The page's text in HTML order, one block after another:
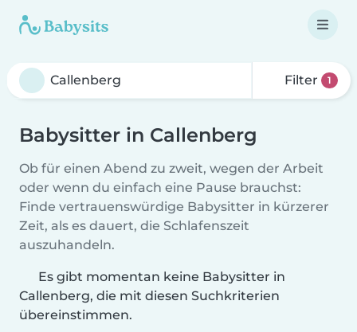
Filter 1
Babysitter in Callenberg
Ob für einen Abend zu zweit, wegen der Arbeit
oder wenn du einfach eine Pause brauchst:
Finde vertrauenswürdige Babysitter in kürzerer
Zeit, als es dauert, die Schlafenszeit
auszuhandeln.
Es gibt momentan keine Babysitter in
Callenberg, die mit diesen Suchkriterien
übereinstimmen.